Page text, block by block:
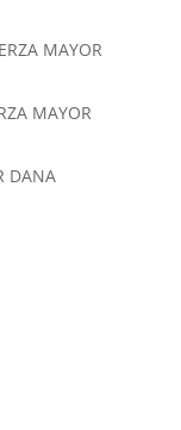
MAYOR
MAYOR
DANA